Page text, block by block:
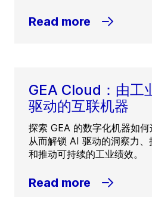
Read more
GEA Cloud：由工
驱动的互联机器
探索 GEA 的数字化机器如何
从而解锁 AI 驱动的洞察力
和推动可持续的工业绩效。
Read more